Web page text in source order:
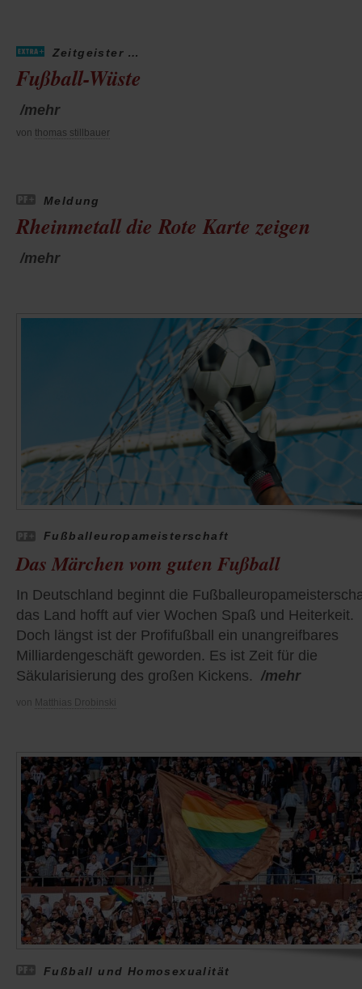
Zeitgeister …
Fußball-Wüste
/mehr
von thomas stillbauer
Meldung
Rheinmetall die Rote Karte zeigen
/mehr
Fußballeuropameisterschaft
Das Märchen vom guten Fußball
In Deutschland beginnt die
das Land hofft auf vier Wochen Spaß und Heiterkeit.
Doch längst ist der Profifußball ein unangreifbares
Milliardengeschäft geworden. Es ist Zeit für die
Säkularisierung des großen Kickens. /mehr
von Matthias Drobinski
Fußball und Homosexualität